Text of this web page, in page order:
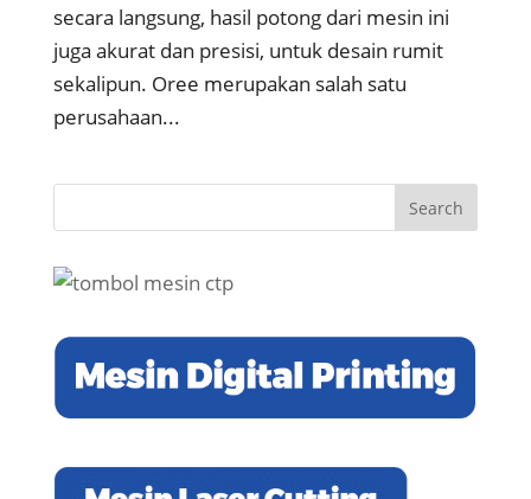
secara langsung, hasil potong dari mesin ini
juga akurat dan presisi, untuk desain rumit
sekalipun. Oree merupakan salah satu
perusahaan...